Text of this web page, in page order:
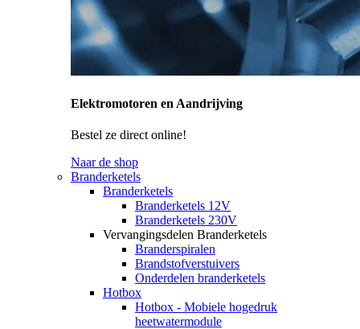
Elektromotoren en Aandrijving
Bestel ze direct online!
Naar de shop
Branderketels
Branderketels
Branderketels 12V
Branderketels 230V
Vervangingsdelen Branderketels
Branderspiralen
Brandstofverstuivers
Onderdelen branderketels
Hotbox
Hotbox - Mobiele hogedruk
heetwatermodule